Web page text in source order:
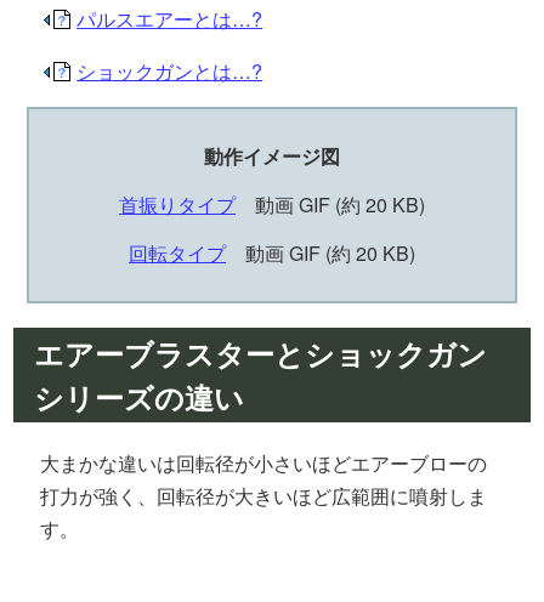
パルスエアーとは…?
ショックガンとは…?
動作イメージ図
首振りタイプ動画 GIF (約 20 KB)
回転タイプ動画 GIF (約 20 KB)
エアーブラスターとショックガン
シリーズの違い
大まかな違いは回転径が小さいほどエアーブローの
打力が強く、回転径が大きいほど広範囲に噴射しま
す。